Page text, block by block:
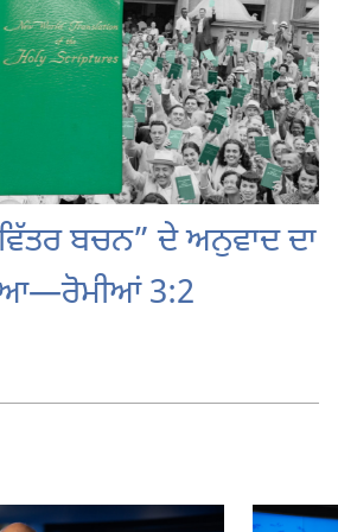
ਬਚਨ” ਦੇ ਅਨੁਵਾਦ ਦਾ
3:2